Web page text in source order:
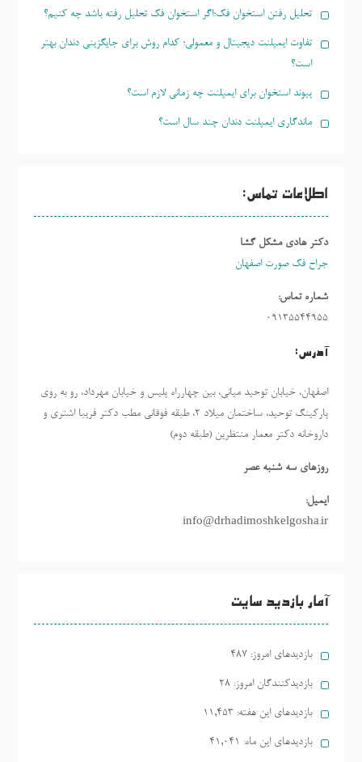
تحلیل رفتن استخوان فک؛اگر استخوان فک تحلیل رفته باشد چه کنیم؟
تفاوت ایمپلنت دیجیتال و معمولی؛ کدام روش برای جایگزینی دندان بهتر
است؟
پیوند استخوان برای ایمپلنت چه زمانی لازم است؟
ماندگاری ایمپلنت دندان چند سال است؟
اطلاعات تماس:
دکتر هادی مشکل گشا
جراح فک صورت اصفهان
شماره تماس:
09135544955
آدرس:
اصفهان، خیابان توحید میانی، بین چهارراه پلیس و خیابان مهرداد، رو به روی
پارکینگ توحید، ساختمان میلاد ٢، طبقه فوقانی مطب دکتر فریبا اشتری و
داروخانه دکتر معمار منتظرین (طبقه دوم)
روزهاي سه شنبه عصر
ایمیل:
info@drhadimoshkelgosha.ir
آمار بازدید سایت
بازدیدهای امروز: 487
بازدیدکنندگان امروز: 28
بازدیدهای این هفته: 11,453
بازدیدهای این ماه: 41,041